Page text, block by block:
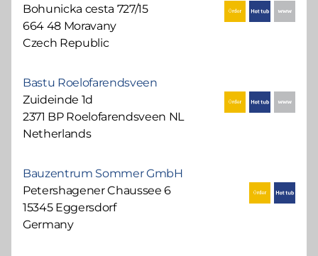
Bohunicka cesta 727/15
664 48 Moravany
Czech Republic
Bastu Roelofarendsveen
Zuideinde 1d
2371 BP Roelofarendsveen NL
Netherlands
Bauzentrum Sommer GmbH
Petershagener Chaussee 6
15345 Eggersdorf
Germany